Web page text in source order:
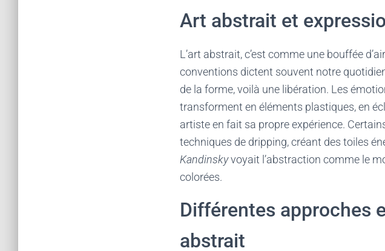
Art abstrait et
L’art abstrait, c’est comme une bouffée
conventions dictent souvent notre
de la forme, voilà une libération. Les
transforment en éléments plastiques, en
artiste en fait sa propre expérience.
techniques de dripping, créant des toiles
Kandinskyvoyait l’abstraction comme le
colorées.
Différentes approches
abstrait